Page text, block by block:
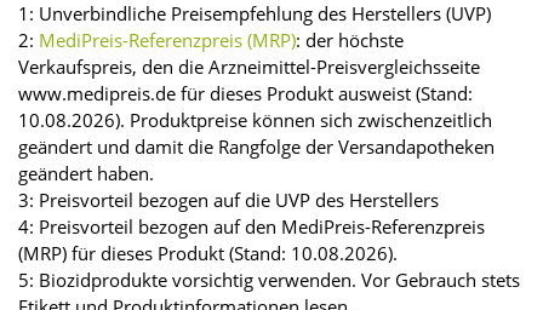
1: Unverbindliche Preisempfehlung des Herstellers (UVP)
2: MediPreis-Referenzpreis (MRP): der höchste
Verkaufspreis, den die Arzneimittel-Preisvergleichsseite
www.medipreis.de für dieses Produkt ausweist (Stand:
10.08.2026). Produktpreise können sich zwischenzeitlich
geändert und damit die Rangfolge der Versandapotheken
geändert haben.
3: Preisvorteil bezogen auf die UVP des Herstellers
4: Preisvorteil bezogen auf den MediPreis-Referenzpreis
(MRP) für dieses Produkt (Stand: 10.08.2026).
5: Biozidprodukte vorsichtig verwenden. Vor Gebrauch stets